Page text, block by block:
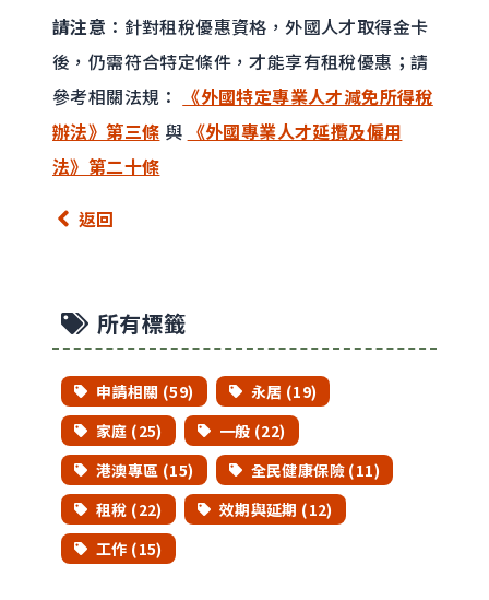
請注意 ：針對租稅優惠資格，外國人才取得金卡
後，仍需符合特定條件，才能享有租稅優惠；請
參考相關法規：
《外國特定專業人才減免所得稅
辦法》第三條 與 《外國專業人才延攬及僱用
法》第二十條
返回
所有標籤
申請相關 (59)
永居 (19)
家庭 (25)
一般 (22)
港澳專區 (15)
全民健康保險 (11)
租稅 (22)
效期與延期 (12)
工作 (15)